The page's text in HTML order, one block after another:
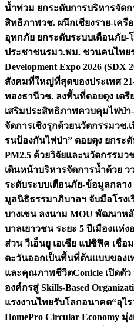
น้ำท่วม ยกระดับการบริหารจัด
สิทธิภาพวช. ผนึกเชียงราย-เค
อุทกภัย ยกระดับระบบเตือนภัย
ประชาชนรมว.พม. ชวนคนไทย
Development Expo 2026
สังคมที่ใหญ่ที่สุดของประเทศ
ทองธานีวช. ลงพื้นที่ดอยตุง เต
เสริมประสิทธิภาพควบคุมไฟป่
จัดการเชิงรุกด้วยนวัตกรรมวช.
รนป้องกันไฟป่า” ดอยตุง ยกระ
PM2.5 ด้วยวิจัยและนวัตกรรมว
เดินหน้าบริหารจัดการน้ำด้วย
ระดับระบบเตือนภัย-ข้อมูลกลาง
มูลนิธิธรรมาภิบาลฯ จับมือโรง
บางเขน ลงนาม MOU พัฒนาห
บาลเยาวชน ระยะ 5 ปีเมืองแห่
ส่วน วีเอ็นยู เอเชีย แปซิฟิค เชื่
ตะวันออกเป็นพื้นที่ต้นแบบของเ
และคุณภาพชีวิตConicle เปิดตั
องค์กรสู่ Skills-Based
แรงงานไทยรับโลกอนาคต“อุไ
HomePro Circular Economy